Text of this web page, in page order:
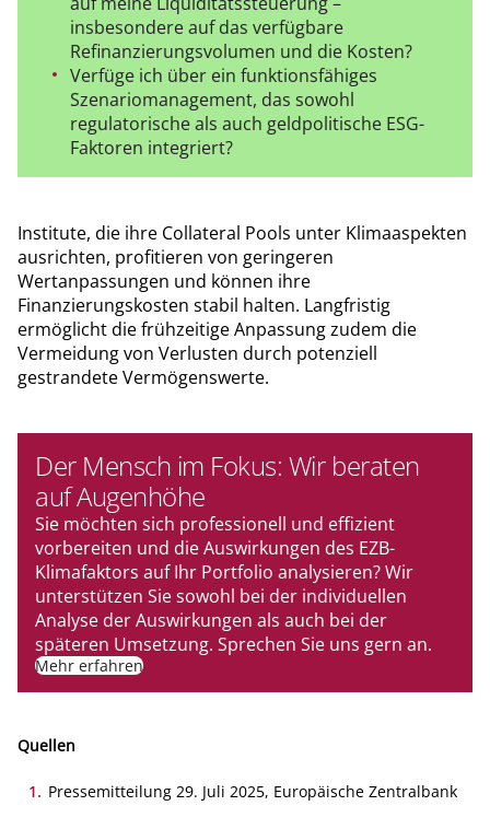
insbesondere auf das verfügbare
Refinanzierungsvolumen und die Kosten?
Verfüge ich über ein funktionsfähiges
Szenariomanagement, das sowohl
regulatorische als auch geldpolitische ESG-
Faktoren integriert?
Institute, die ihre Collateral Pools unter Klimaaspekten
ausrichten, profitieren von geringeren
Wertanpassungen und können ihre
Finanzierungskosten stabil halten. Langfristig
ermöglicht die frühzeitige Anpassung zudem die
Vermeidung von Verlusten durch potenziell
gestrandete Vermögenswerte.
Der Mensch im Fokus: Wir beraten
auf Augenhöhe
Sie möchten sich professionell und effizient
vorbereiten und die Auswirkungen des EZB-
Klimafaktors auf Ihr Portfolio analysieren? Wir
unterstützen Sie sowohl bei der individuellen
Analyse der Auswirkungen als auch bei der
späteren Umsetzung. Sprechen Sie uns gern an.
Mehr erfahren
Quellen
1. Pressemitteilung 29. Juli 2025, Europäische Zentralbank